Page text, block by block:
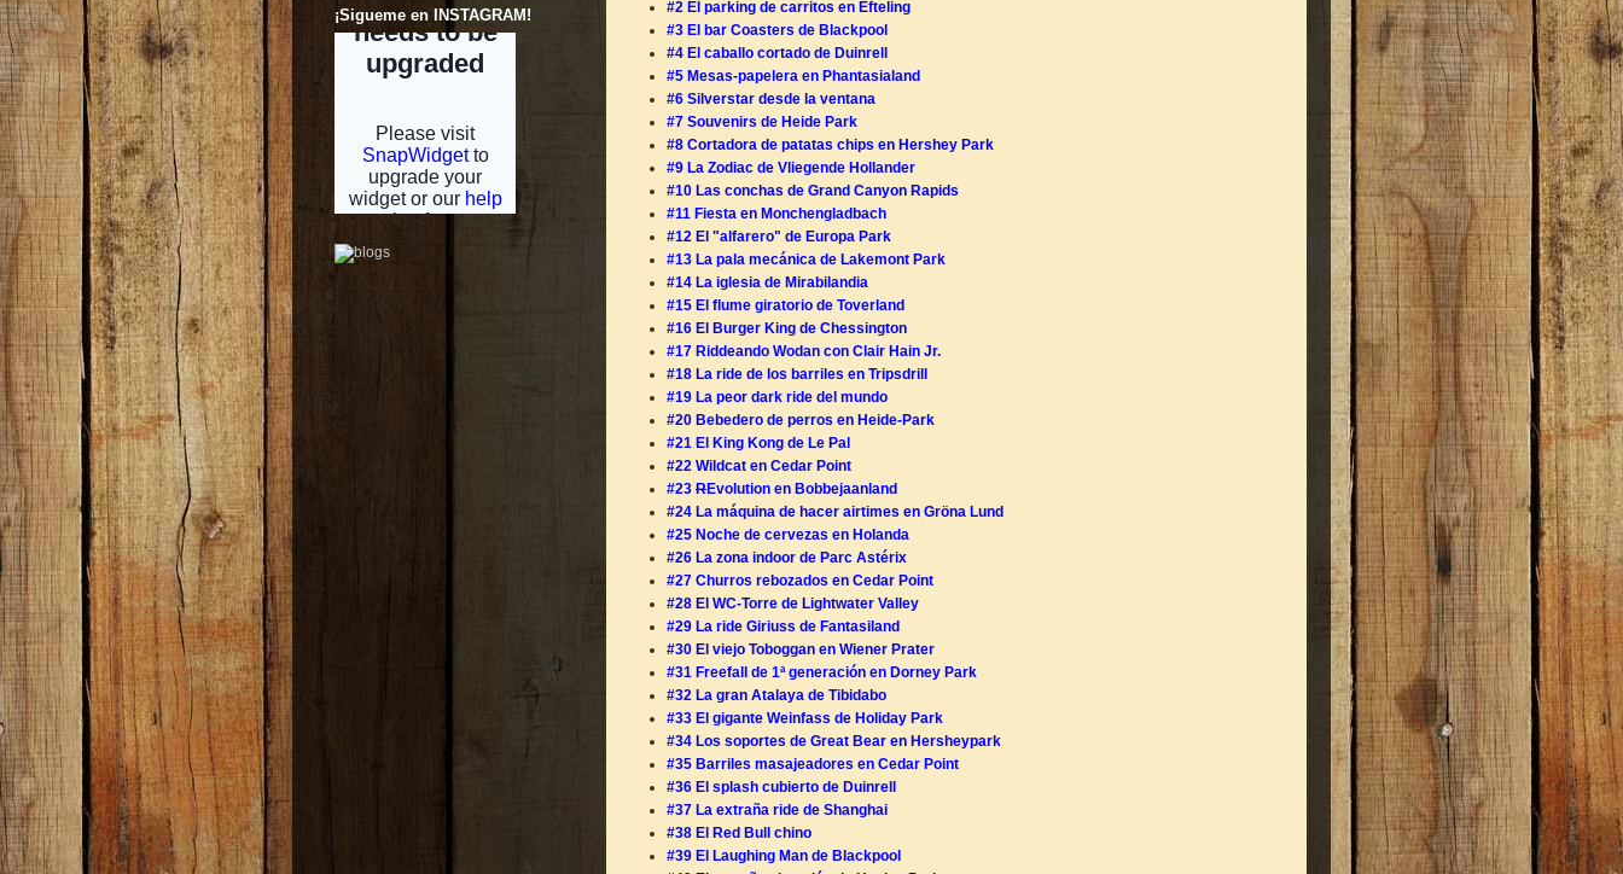
#2 El parking de carritos en Efteling
#3 El bar Coasters de Blackpool
#4 El caballo cortado de Duinrell
#5 Mesas-papelera en Phantasialand
#6 Silverstar desde la ventana
#7 Souvenirs de Heide Park
#8 Cortadora de patatas chips en Hershey Park
#9 La Zodiac de Vliegende Hollander
#10 Las conchas de Grand Canyon Rapids
#11 Fiesta en Monchengladbach
#12 El "alfarero" de Europa Park
#13 La pala mecánica de Lakemont Park
#14 La iglesia de Mirabilandia
#15 El flume giratorio de Toverland
#16 El Burger King de Chessington
#17 Riddeando Wodan con Clair Hain Jr.
#18 La ride de los barriles en Tripsdrill
#19 La peor dark ride del mundo
#20 Bebedero de perros en Heide-Park
#21 El King Kong de Le Pal
#22 Wildcat en Cedar Point
#23 REvolution en Bobbejaanland
#24 La máquina de hacer airtimes en Gröna Lund
#25 Noche de cervezas en Holanda
#26 La zona indoor de Parc Astérix
#27 Churros rebozados en Cedar Point
#28 El WC-Torre de Lightwater Valley
#29 La ride Giriuss de Fantasiland
#30 El viejo Toboggan en Wiener Prater
#31 Freefall de 1ª generación en Dorney Park
#32 La gran Atalaya de Tibidabo
#33 El gigante Weinfass de Holiday Park
#34 Los soportes de Great Bear en Hersheypark
#35 Barriles masajeadores en Cedar Point
#36 El splash cubierto de Duinrell
#37 La extraña ride de Shanghai
#38 El Red Bull chino
#39 El Laughing Man de Blackpool
¡Sigueme en INSTAGRAM!